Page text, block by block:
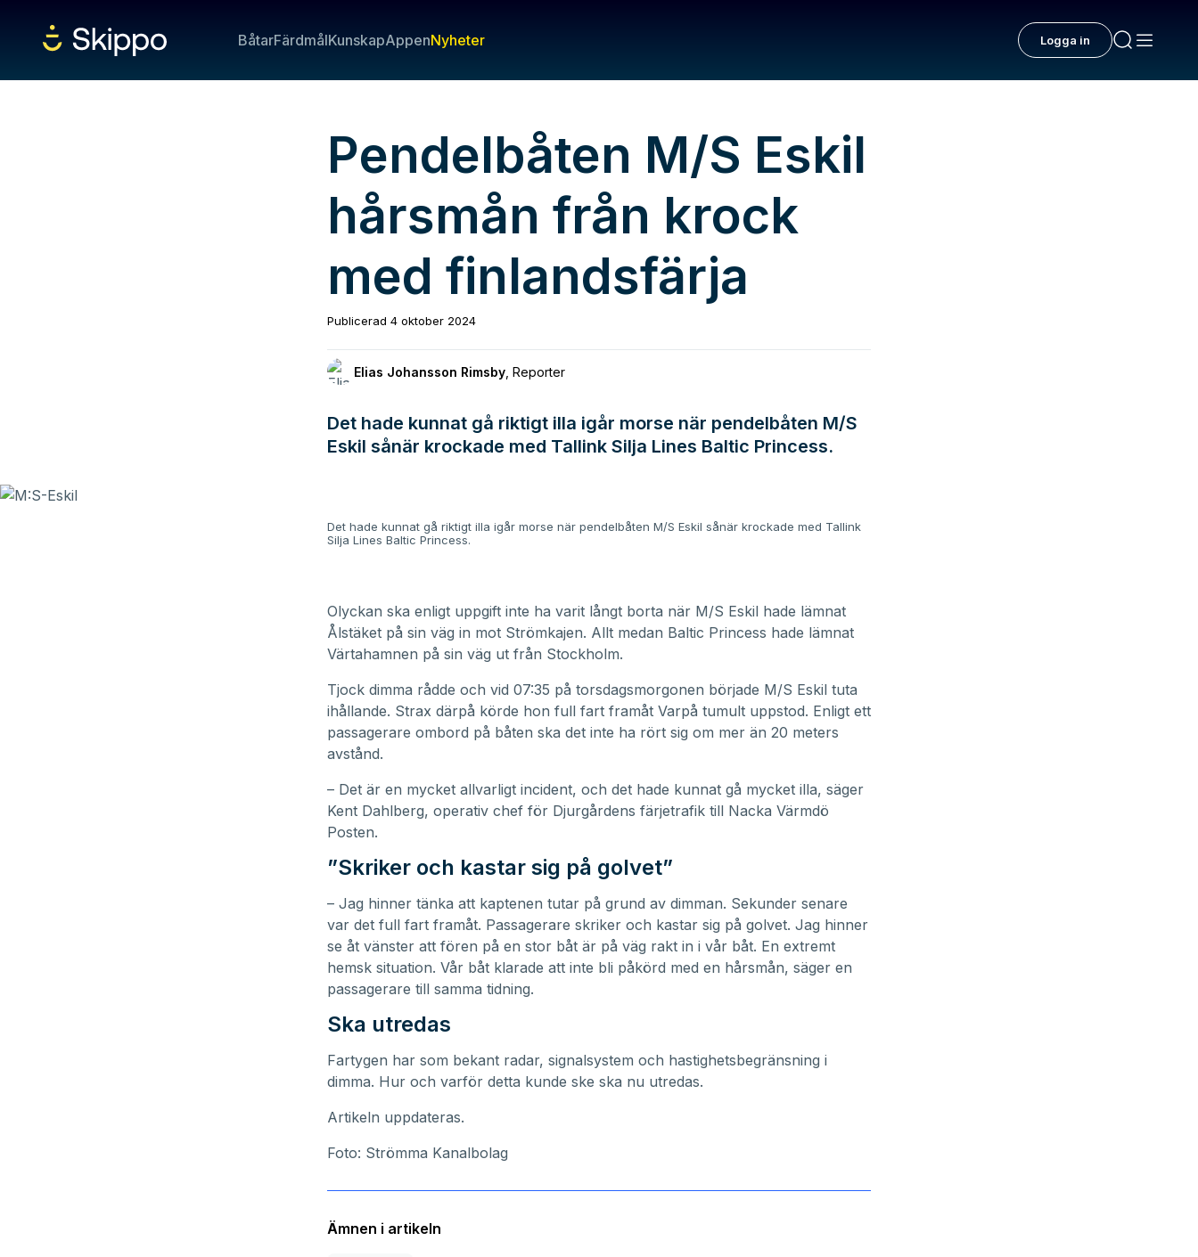
BåtarFärdmålKunskapAppenNyheter Logga in
Pendelbåten M/S Eskil
hårsmån från krock
med finlandsfärja
Publicerad 4 oktober 2024
Elias Johansson Rimsby Reporter
Det hade kunnat gå riktigt illa igår morse när pendelbåten M/S
Eskil sånär krockade med Tallink Silja Lines Baltic Princess.
Det hade kunnat gå riktigt illa igår morse när pendelbåten M/S Eskil sånär krockade med Tallink
Silja Lines Baltic Princess.
Olyckan ska enligt uppgift inte ha varit långt borta när M/S Eskil hade lämnat
Ålstäket på sin väg in mot Strömkajen. Allt medan Baltic Princess hade lämnat
Värtahamnen på sin väg ut från Stockholm.
Tjock dimma rådde och vid 07:35 på torsdagsmorgonen började M/S Eskil tuta
ihållande. Strax därpå körde hon full fart framåt Varpå tumult uppstod. Enligt ett
passagerare ombord på båten ska det inte ha rört sig om mer än 20 meters
avstånd.
– Det är en mycket allvarligt incident, och det hade kunnat gå mycket illa, säger
Kent Dahlberg, operativ chef för Djurgårdens färjetrafik till Nacka Värmdö
Posten.
”Skriker och kastar sig på golvet”
– Jag hinner tänka att kaptenen tutar på grund av dimman. Sekunder senare
var det full fart framåt. Passagerare skriker och kastar sig på golvet. Jag hinner
se åt vänster att fören på en stor båt är på väg rakt in i vår båt. En extremt
hemsk situation. Vår båt klarade att inte bli påkörd med en hårsmån, säger en
passagerare till samma tidning.
Ska utredas
Fartygen har som bekant radar, signalsystem och hastighetsbegränsning i
dimma. Hur och varför detta kunde ske ska nu utredas.
Artikeln uppdateras.
Foto: Strömma Kanalbolag
Ämnen i artikeln